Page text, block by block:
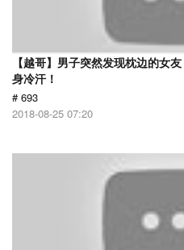
【越哥】男子突然发现枕边的女
身冷汗！
# 693
2018-08-25 07:20